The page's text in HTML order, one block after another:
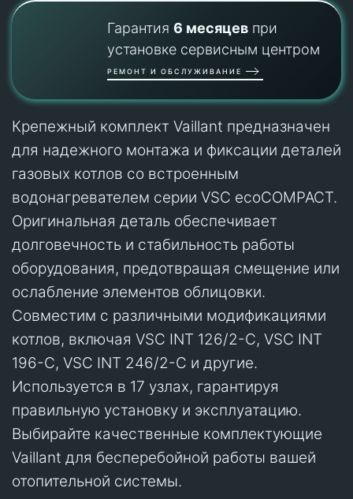
Гарантия 6 месяцевпри
установке сервисным центром
РЕМОНТ И ОБСЛУЖИВАНИЕ
Крепежный комплект Vaillant предназначен
для надежного монтажа и фиксации деталей
газовых котлов со встроенным
водонагревателем серии VSC ecoCOMPACT.
Оригинальная деталь обеспечивает
долговечность и стабильность работы
оборудования, предотвращая смещение или
ослабление элементов облицовки.
Совместим с различными модификациями
котлов, включая VSC INT 126/2-C, VSC INT
196-C, VSC INT 246/2-C и другие.
Используется в 17 узлах, гарантируя
правильную установку и эксплуатацию.
Выбирайте качественные комплектующие
Vaillant для бесперебойной работы вашей
отопительной системы.